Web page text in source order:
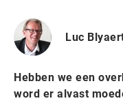
Luc
Hebben we een
word er alvast